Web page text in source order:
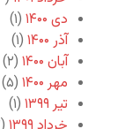
دی ۱۴۰۰
(۱)
آذر ۱۴۰۰
(۱)
آبان ۱۴۰۰
(۲)
مهر ۱۴۰۰
(۵)
تیر ۱۳۹۹
(۱)